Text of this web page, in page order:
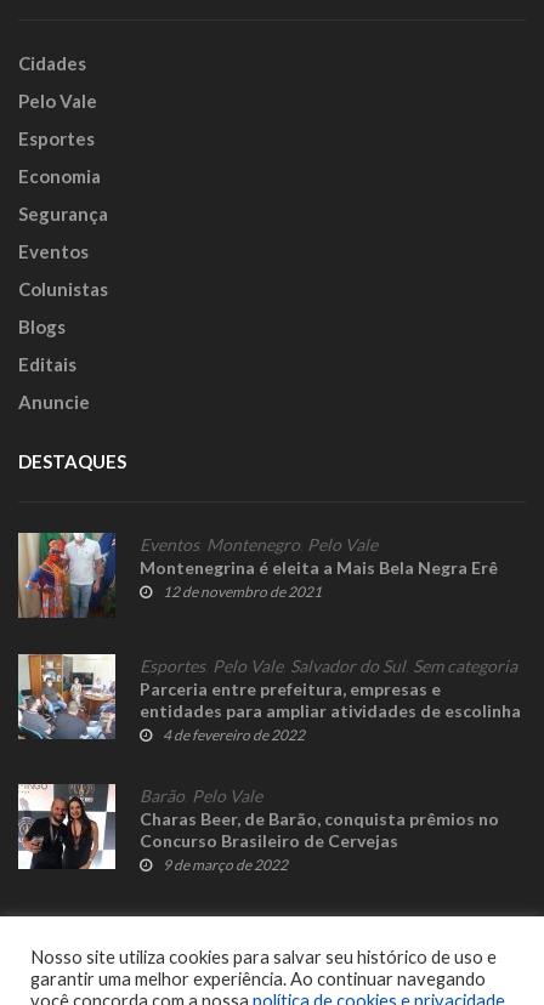
Cidades
Pelo Vale
Esportes
Economia
Segurança
Eventos
Colunistas
Blogs
Editais
Anuncie
DESTAQUES
Eventos, Montenegro Pelo Vale
Montenegrina é eleita a Mais Bela Negra Erê
12 de novembro de 2021
Esportes, Pelo Vale, Salvador do Sul, Sem categoria
Parceria entre prefeitura, empresas e
entidades para ampliar atividades de escolinha
de futebol em Salvador do Sul
4 de fevereiro de 2022
Barão Pelo Vale
Charas Beer, de Barão, conquista prêmios no
Concurso Brasileiro de Cervejas
9 de março de 2022
Nosso site utiliza cookies para salvar seu histórico de uso e
garantir uma melhor experiência. Ao continuar navegando
você concorda com a nossa política de cookies e privacidade